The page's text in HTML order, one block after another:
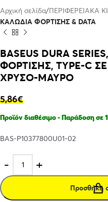
Αρχική σελίδα ΠΕΡΙΦΕΡΕΙΑΚΑ
ΚΑΛΩΔΙΑ ΦΟΡΤΙΣΗΣ & DATA
BASEUS DURA
ΦΟΡΤΙΣΗΣ, TYPE-C
ΧΡΥΣΟ-ΜΑΥΡΟ
5,86€
Προϊόν διαθέσιμο - Παράδοση σε
BAS-P10377800U01-02
Προσθήκη